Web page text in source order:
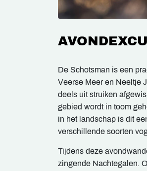
De Schotsman is een
Veerse Meer en Neeltje
deels uit struiken
gebied wordt in toom
in het landschap is dit
verschillende soorten
Tijdens deze
zingende Nachtegalen.